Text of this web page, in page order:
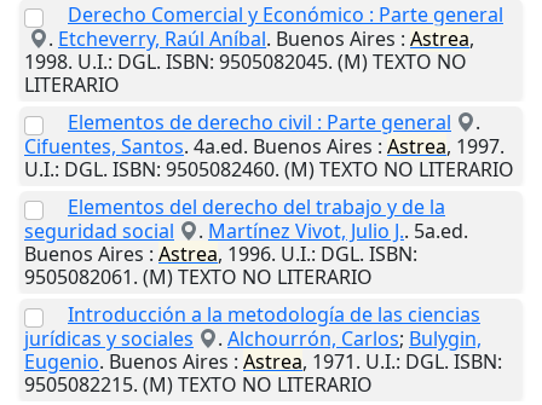
Derecho Comercial y Económico : Parte general
. Etcheverry, Raúl Aníbal. Buenos Aires : Astrea,
1998. U.I.: DGL. ISBN: 9505082045. (M) TEXTO NO
LITERARIO
Elementos de derecho civil : Parte general
.
Cifuentes, Santos. 4a.ed. Buenos Aires : Astrea, 1997.
U.I.: DGL. ISBN: 9505082460. (M) TEXTO NO LITERARIO
Elementos del derecho del trabajo y de la
seguridad social
. Martínez Vivot, Julio J.. 5a.ed.
Buenos Aires : Astrea, 1996. U.I.: DGL. ISBN:
9505082061. (M) TEXTO NO LITERARIO
Introducción a la metodología de las ciencias
jurídicas y sociales
. Alchourrón, Carlos; Bulygin,
Eugenio. Buenos Aires : Astrea, 1971. U.I.: DGL. ISBN:
9505082215. (M) TEXTO NO LITERARIO